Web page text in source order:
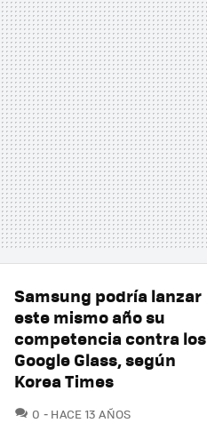
Samsung podría lanzar
este mismo año su
competencia contra los
Google Glass, según
Korea Times
0 COMENTARIOS
HACE 13 AÑOS